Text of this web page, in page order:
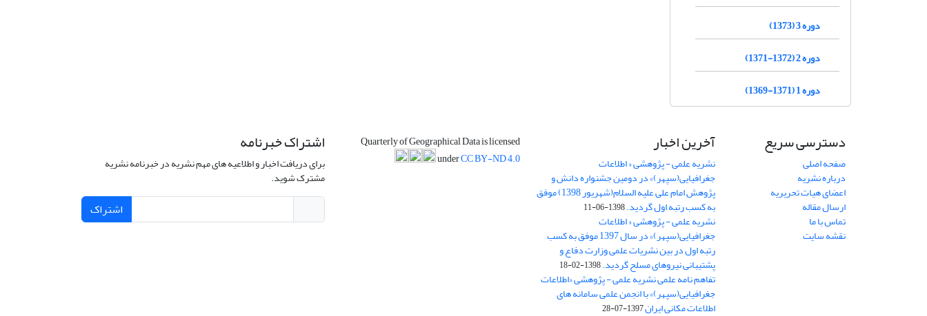
دوره 3 (1373)
دوره 2 (1372-1371)
دوره 1 (1371-1369)
دسترسی سریع
صفحه اصلی
درباره نشریه
اعضای هیات تحریریه
ارسال مقاله
تماس با ما
نقشه سایت
آخرین اخبار
نشریه علمی - پژوهشی « اطلاعات
جغرافیایی(سپهر)» در دومین جشنواره دانش و
پژوهش امام علی علیه السلام(شهریور 1398) موفق
به کسب رتبه اول گردید.1398-06-11
نشریه علمی - پژوهشی « اطلاعات
جغرافیایی(سپهر)» در سال 1397 موفق به کسب
رتبه اول در بین نشریات علمی وزارت دفاع و
پشتیبانی نیروهای مسلح گردید.1398-02-18
تفاهم نامه علمی نشریه علمی - پژوهشی «اطلاعات
جغرافیایی(سپهر)» با انجمن علمی سامانه های
اطلاعات مکانی ایران1397-07-28
Quarterly of Geographical Data is licensed
underCC BY-ND 4.0
اشتراک خبرنامه
برای دریافت اخبار و اطلاعیه های مهم نشریه در خبرنامه نشریه
مشترک شوید.
اشتراک